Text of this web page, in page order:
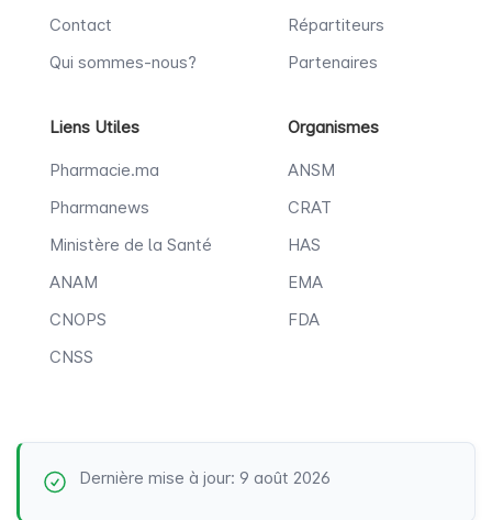
Contact
Qui sommes-nous?
Répartiteurs
Partenaires
Liens Utiles
Pharmacie.ma
Pharmanews
Ministère de la Santé
ANAM
CNOPS
CNSS
Organismes
ANSM
CRAT
HAS
EMA
FDA
Dernière mise à jour: 9 août 2026